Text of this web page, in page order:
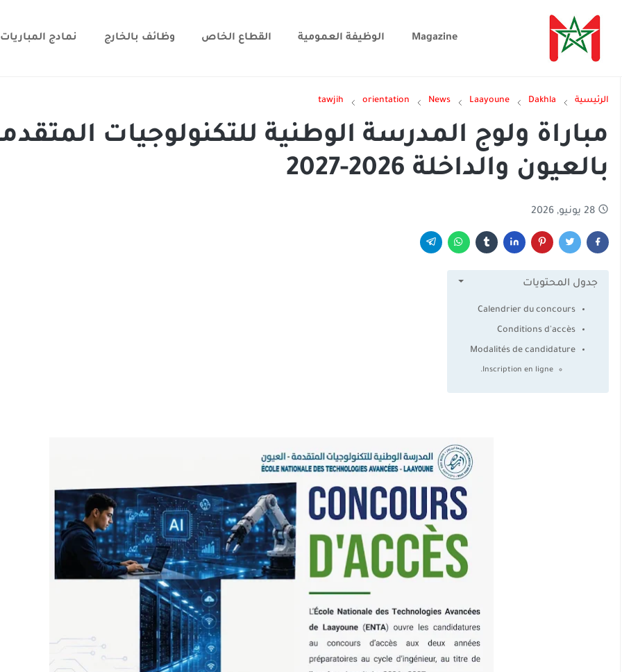
Magazine الوظيفة العمومية القطاع الخاص وظائف بالخارج نمادج المباريات
الرئيسية Dakhla
Laayoune
News
orientation
tawjih
مباراة ولوج المدرسة الوطنية للتكنولوجيات
بالعيون والداخلة 2026-2027
28 يونيو, 2026
جدول المحتويات
Calendrier du concours
Conditions d'accès
Modalités de candidature
Inscription en ligne.